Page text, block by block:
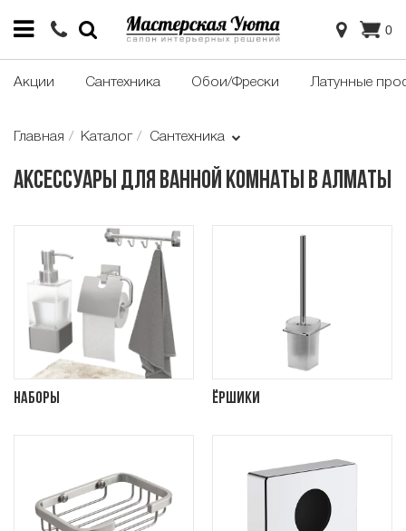
0
Акции Сантехника Обои/Фрески Латунные
Главная Каталог Сантехника
Аксессуары для ванной комнаты в Алматы
Наборы Ёршики